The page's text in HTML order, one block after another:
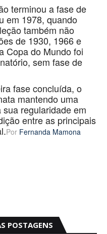
terminou a fase de
em 1978, quando
também não
de 1930, 1966 e
Copa do Mundo foi
sem fase de
fase concluída, o
mantendo uma
regularidade em
entre as principais
Por Fernanda Mamona
POSTAGENS